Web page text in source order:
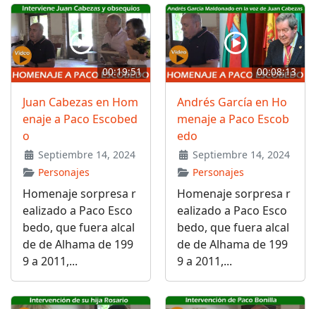
00:19:51
Juan Cabezas en Hom
enaje a Paco Escobed
o
Septiembre 14, 2024
Personajes
Homenaje sorpresa r
ealizado a Paco Esco
bedo, que fuera alcal
de de Alhama de 199
9 a 2011,...
00:08:13
Andrés García en Ho
menaje a Paco Escob
edo
Septiembre 14, 2024
Personajes
Homenaje sorpresa r
ealizado a Paco Esco
bedo, que fuera alcal
de de Alhama de 199
9 a 2011,...